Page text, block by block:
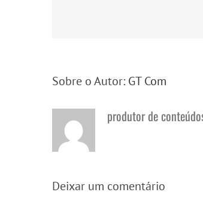
Sobre o Autor: GT Com
produtor de
Deixar um comentário